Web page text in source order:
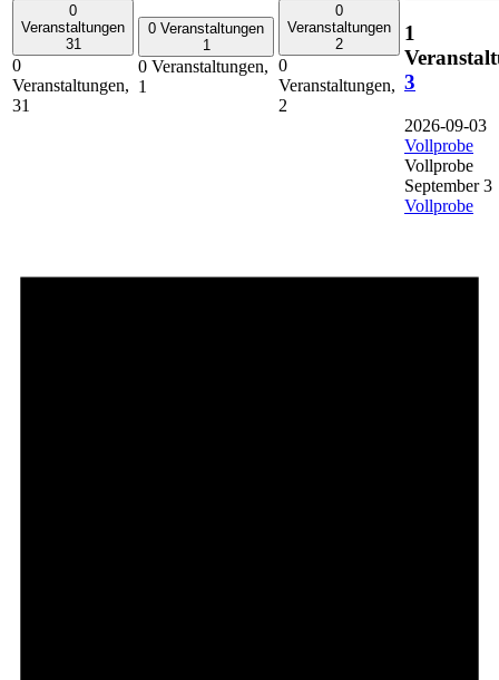
0
Veranstaltungen
31
0
Veranstaltungen,
31
0 Veranstaltungen
1
0 Veranstaltungen,
1
0
Veranstaltungen
2
0
Veranstaltungen,
2
1
3
2026-09-03
Vollprobe
Vollprobe
September 3
Vollprobe